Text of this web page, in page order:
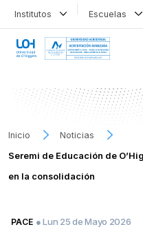
Institutos Escuelas
Inicio
Noticias
Seremi de Educación de
en la consolidación
PACE ● Lun 25 de Mayo 2026